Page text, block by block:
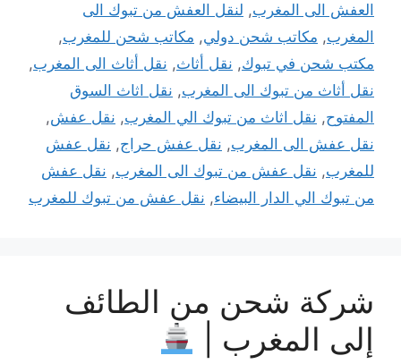
العفش الى المغرب, لنقل العفش من تبوك الى
المغرب, مكاتب شحن دولي, مكاتب شحن للمغرب,
مكتب شحن في تبوك, نقل أثاث, نقل أثاث الى المغرب,
نقل أثاث من تبوك الى المغرب, نقل اثاث السوق
المفتوح, نقل اثاث من تبوك الي المغرب, نقل عفش,
نقل عفش الى المغرب, نقل عفش حراج, نقل عفش
للمغرب, نقل عفش من تبوك الى المغرب, نقل عفش
من تبوك الي الدار البيضاء, نقل عفش من تبوك للمغرب
شركة شحن من الطائف
إلى المغرب |